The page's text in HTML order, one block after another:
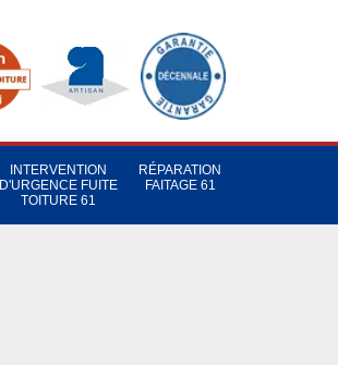
INTERVENTION
D'URGENCE FUITE
TOITURE 61
RÉPARATION
FAITAGE 61